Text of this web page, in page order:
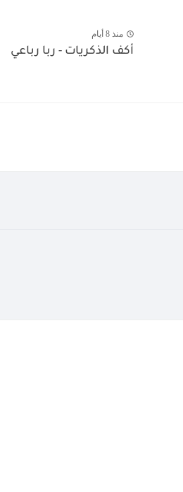
منذ 8 أيام
أكف الذكريات - ربا رباعي